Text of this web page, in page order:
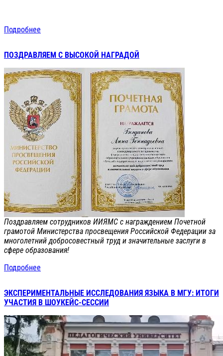
Подробнее
ПОЗДРАВЛЯЕМ С ВЫСОКОЙ НАГРАДОЙ
Поздравляем сотрудников ИИЯМС с награждением Почетной
грамотой Министерства просвещения Российской Федерации за
многолетний добросовестный труд и значительные заслуги в
сфере образования!
Подробнее
ЭКСПЕРИМЕНТАЛЬНЫЕ ИССЛЕДОВАНИЯ ЯЗЫКА В МГУ: ИТОГИ
УЧАСТИЯ В ШОУКЕЙС-СЕССИИ